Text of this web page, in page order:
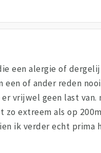
een alergie of
een of ander reden
vrijwel geen last van.
extreem als op
ik verder echt prima